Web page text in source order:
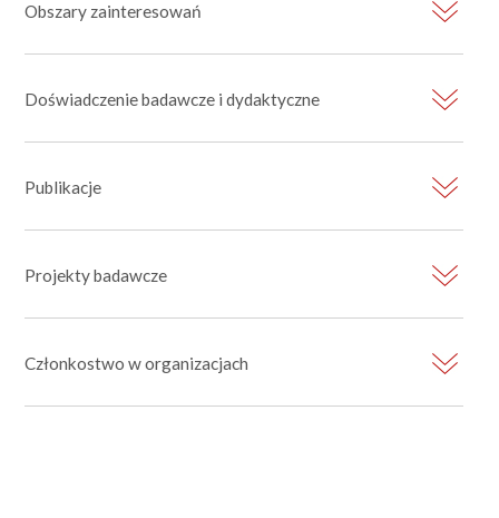
Obszary zainteresowań
Doświadczenie badawcze i dydaktyczne
Publikacje
Projekty badawcze
Członkostwo w organizacjach